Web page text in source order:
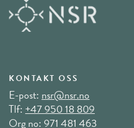
KONTAKT OSS
E-post: nsr@nsr.no
Tlf:+47 950 18 809
Org no: 971 481 463